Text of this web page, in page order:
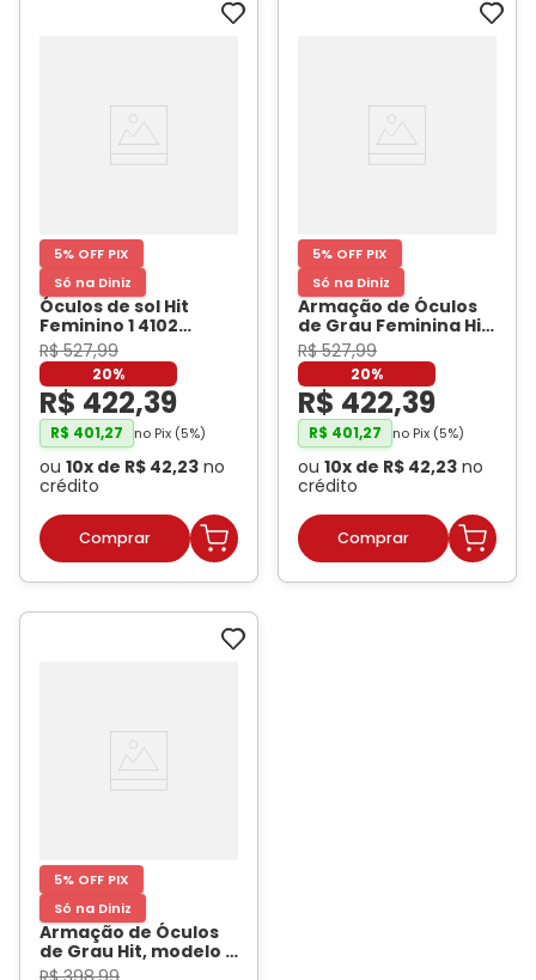
5% OFF PIX
Só na Diniz
Óculos de sol Hit
Feminino 1 4102
Hexagonal Cor Rosa
com Dourado- HIT
R$ 527,99
20%
R$ 422,39
R$ 401,27 no Pix (5%)
ou 10x de R$ 42,23 no
crédito
5% OFF PIX
Só na Diniz
Armação de Óculos
de Grau Feminina Hit
Quadrado 4046 Cor
Preto com Demi
Marrom- HIT
R$ 527,99
20%
R$ 422,39
R$ 401,27 no Pix (5%)
ou 10x de R$ 42,23 no
crédito
5% OFF PIX
Só na Diniz
Armação de Óculos
de Grau Hit, modelo 1
7009, cor Azul